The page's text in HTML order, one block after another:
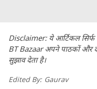
Disclaimer: ये आर्टिकल सिर्फ
BT Bazaar अपने पाठकों और
सुझाव देता है।
Edited By: Gaurav